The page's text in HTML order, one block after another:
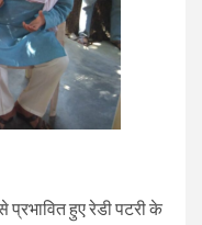
प्रभावित हुए रेडी पटरी के